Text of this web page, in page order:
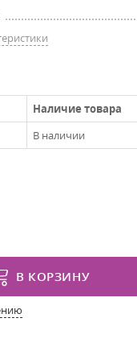
Наличие товара
В наличии
В КОРЗИНУ